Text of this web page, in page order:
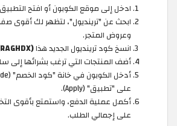
ادخل إلى موقع الكوبون أو افتح
ابحث عن "ترينديول"، لتظهر لك أقوى
وعروض المتجر.
انسخ كود ترينديول الجديد هذا(RAGHDX)
أضف المنتجات التي ترغب بشرائها إلى
على "تطبيق" (Apply).
على إجمالي الطلب.